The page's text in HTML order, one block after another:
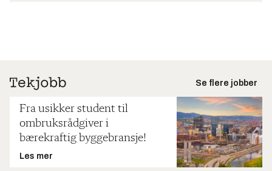
Se flere jobber
Fra usikker student til
ombruksrådgiver i
bærekraftig byggebransje!
Les mer